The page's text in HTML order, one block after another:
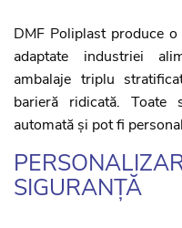
DMF Poliplast produce
adaptate industriei
ambalaje triplu
barieră ridicată. Toate
automată și pot fi
SIGURANȚĂ